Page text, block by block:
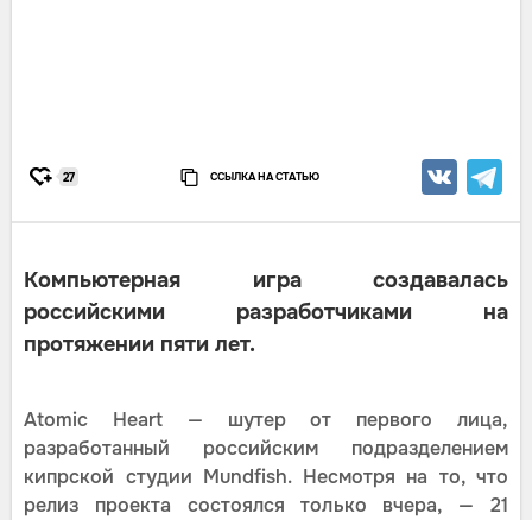
27 ССЫЛКА НА СТАТЬЮ
Компьютерная игра создавалась
российскими разработчиками на
протяжении пяти лет.
Atomic Heart — шутер от первого лица,
разработанный российским подразделением
кипрской студии Mundfish. Несмотря на то, что
релиз проекта состоялся только вчера, — 21